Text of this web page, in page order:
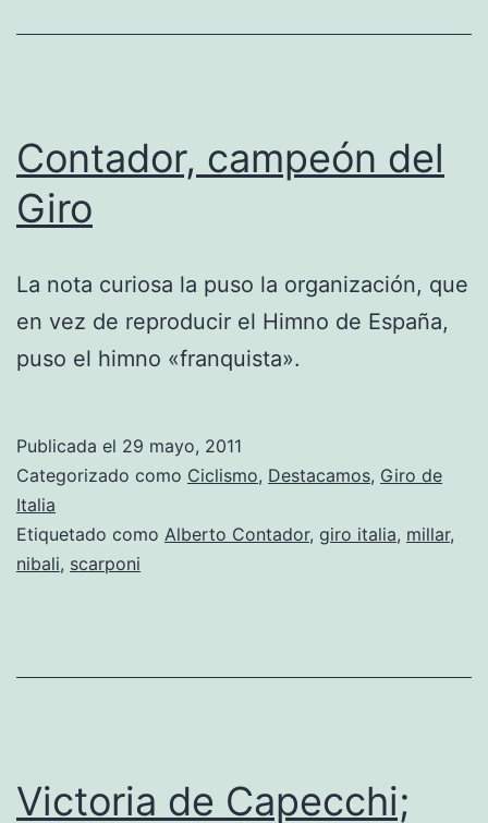
Contador, campeón del
Giro
La nota curiosa la puso la organización, que
en vez de reproducir el Himno de España,
puso el himno «franquista».
Publicada el 29 mayo, 2011
Categorizado como Ciclismo, Destacamos, Giro de
Italia
Etiquetado como Alberto Contador, giro italia, millar,
nibali, scarponi
Victoria de Capecchi;